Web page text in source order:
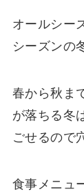
オールシー
シーズンの
春から秋ま
が落ちる冬
ごせるので
食事メニュ